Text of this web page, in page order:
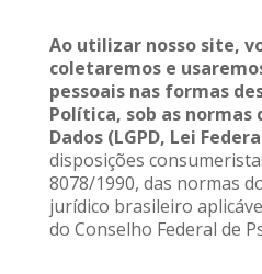
Ao utilizar nosso site,
coletaremos e
pessoais nas formas
Política, sob as normas
Dados (LGPD, Lei
disposições
8078/1990, das normas
jurídico brasileiro
do Conselho Federal de